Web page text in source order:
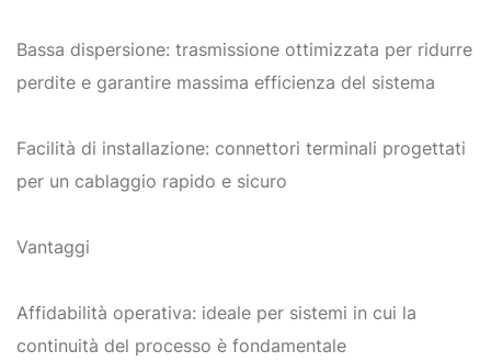
Bassa dispersione: trasmissione ottimizzata per ridurre
perdite e garantire massima efficienza del sistema
Facilità di installazione: connettori terminali progettati
per un cablaggio rapido e sicuro
Vantaggi
Affidabilità operativa: ideale per sistemi in cui la
continuità del processo è fondamentale